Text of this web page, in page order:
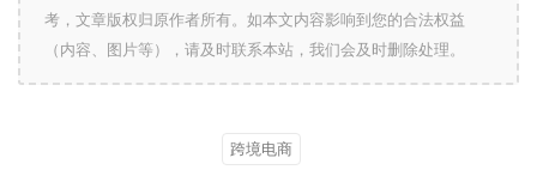
考，文章版权归原作者所有。如本文内容影响到您的合法权益
（内容、图片等），请及时联系本站，我们会及时删除处理。
跨境电商